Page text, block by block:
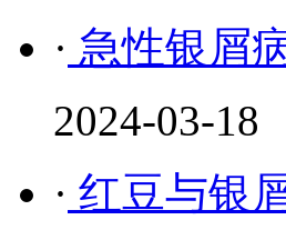
· 急性银屑
2024-03-18
· 红豆与银